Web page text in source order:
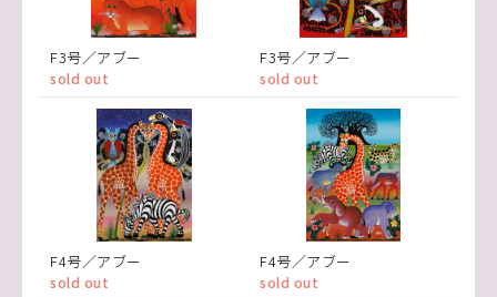
F3号／アブー
sold out
F3号／アブー
sold out
F4号／アブー
sold out
F4号／アブー
sold out